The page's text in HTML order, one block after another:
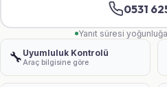
0531
Yanıt süresi
🔧 Uyumluluk Kontrolü
Araç bilgisine göre